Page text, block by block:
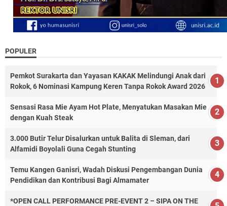
POPULER
Pemkot Surakarta dan Yayasan KAKAK Melindungi Anak dari
Rokok, 6 Nominasi Kampung Keren Tanpa Rokok Award 2026
Sensasi Rasa Mie Ayam Hot Plate, Menyatukan Masakan Mie
dengan Kuah Steak
3.000 Butir Telur Disalurkan untuk Balita di Sleman, dari
Alfamidi Boyolali Guna Cegah Stunting
Temu Kangen Ganisri, Wadah Diskusi Pengembangan Dunia
Pendidikan dan Kontribusi Bagi Almamater
*OPEN CALL PERFORMANCE PRE-EVENT 2 – SIPA ON THE